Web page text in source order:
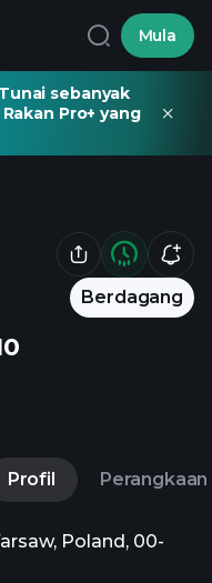
Mula
sebanyak
Pro+ yang
Berdagang
Profil Perangkaan
Poland, 00-